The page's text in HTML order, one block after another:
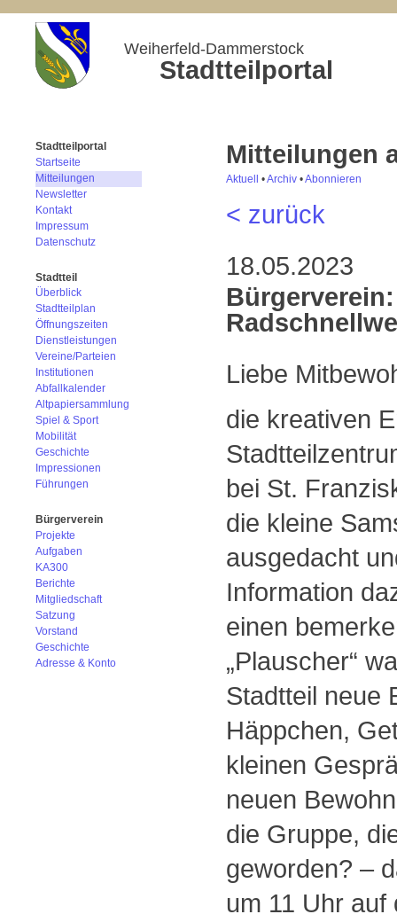
Weiherfeld-Dammerstock
Stadtteilportal
Stadtteilportal
Startseite
Mitteilungen
Newsletter
Kontakt
Impressum
Datenschutz
Stadtteil
Überblick
Stadtteilplan
Öffnungszeiten
Dienstleistungen
Vereine/Parteien
Institutionen
Abfallkalender
Altpapiersammlung
Spiel & Sport
Mobilität
Geschichte
Impressionen
Führungen
Bürgerverein
Projekte
Aufgaben
KA300
Berichte
Mitgliedschaft
Satzung
Vorstand
Geschichte
Adresse & Konto
Mitteilungen
Aktuell •Archiv •Abonnieren
< zurück
18.05.2023
Liebe
die kreativen
bei St.
die kleine
ausgedacht
Information
einen
„Plauscher“
Stadtteil neue
Häppchen,
kleinen
neuen
die Gruppe,
geworden? –
um 11 Uhr